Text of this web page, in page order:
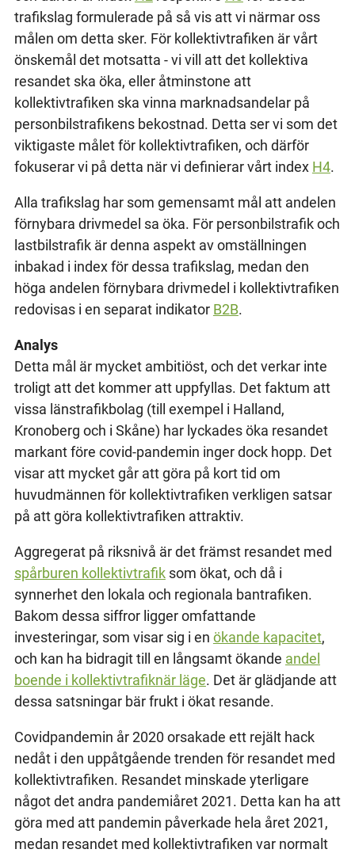
trafikslag formulerade på så vis att vi närmar oss
målen om detta sker. För kollektivtrafiken är vårt
önskemål det motsatta - vi vill att det kollektiva
resandet ska öka, eller åtminstone att
kollektivtrafiken ska vinna marknadsandelar på
personbilstrafikens bekostnad. Detta ser vi som det
viktigaste målet för kollektivtrafiken, och därför
fokuserar vi på detta när vi definierar vårt index H4.
Alla trafikslag har som gemensamt mål att andelen
förnybara drivmedel sa öka. För personbilstrafik och
lastbilstrafik är denna aspekt av omställningen
inbakad i index för dessa trafikslag, medan den
höga andelen förnybara drivmedel i kollektivtrafiken
redovisas i en separat indikator B2B.
Analys
Detta mål är mycket ambitiöst, och det verkar inte
troligt att det kommer att uppfyllas. Det faktum att
vissa länstrafikbolag (till exempel i Halland,
Kronoberg och i Skåne) har lyckades öka resandet
markant före covid-pandemin inger dock hopp. Det
visar att mycket går att göra på kort tid om
huvudmännen för kollektivtrafiken verkligen satsar
på att göra kollektivtrafiken attraktiv.
Aggregerat på riksnivå är det främst resandet med
spårburen kollektivtrafiksom ökat, och då i
synnerhet den lokala och regionala bantrafiken.
Bakom dessa siffror ligger omfattande
investeringar, som visar sig i en ökande kapacitet,
och kan ha bidragit till en långsamt ökande andel
boende i kollektivtrafiknär läge. Det är glädjande att
dessa satsningar bär frukt i ökat resande.
Covidpandemin år 2020 orsakade ett rejält hack
nedåt i den uppåtgående trenden för resandet med
kollektivtrafiken. Resandet minskade yterligare
något det andra pandemiåret 2021. Detta kan ha att
göra med att pandemin påverkade hela året 2021,
medan resandet med kollektivtrafiken var normalt